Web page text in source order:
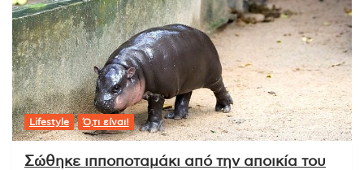
Lifestyle Ό,τι είναι!
Σώθηκε ιπποποταμάκι από την αποικία του